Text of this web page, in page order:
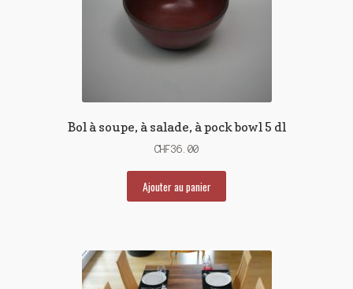
Bol à soupe, à salade, à pock bowl 5 dl
CHF36.00
Ajouter au panier